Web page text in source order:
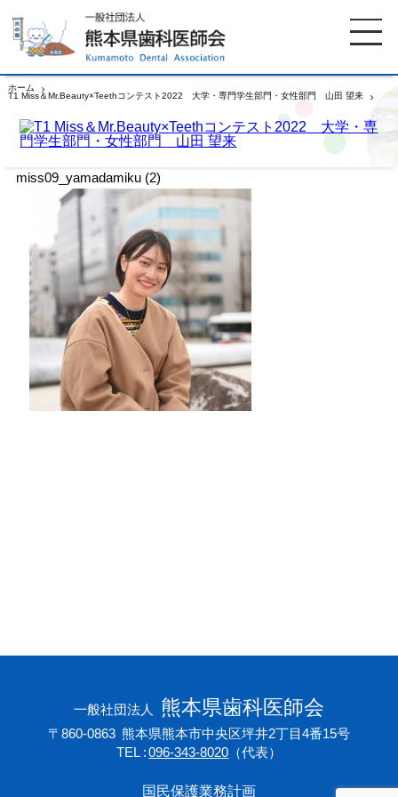
ホーム
T1 Miss＆Mr.Beauty×Teethコンテスト2022 大学・専門学生部門・女性部門 山田 望来
miss09_yamadamiku (2)
miss09_yamadamiku (2)
一般社団法人 熊本県歯科医師会
〒860-0863 熊本県熊本市中央区坪井2丁目4番15号
TEL
096-343-8020 （代表）
国民保護業務計画
ホーム 歯科医師会について
歯科医院検索 休日当番医
イベント案内 歯の豆知識
お知らせ 口腔保健センター
国保組合からのお知らせ 熊本歯科衛生士専門学院
会員専用ページ プライバシーポリシー